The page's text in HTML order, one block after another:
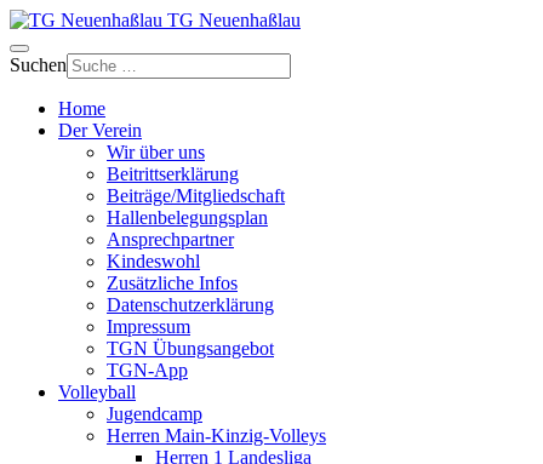
TG Neuenhaßlau
Suchen
Home
Der Verein
Wir über uns
Beitrittserklärung
Beiträge/Mitgliedschaft
Hallenbelegungsplan
Ansprechpartner
Kindeswohl
Zusätzliche Infos
Datenschutzerklärung
Impressum
TGN Übungsangebot
TGN-App
Volleyball
Jugendcamp
Herren Main-Kinzig-Volleys
Herren 1 Landesliga